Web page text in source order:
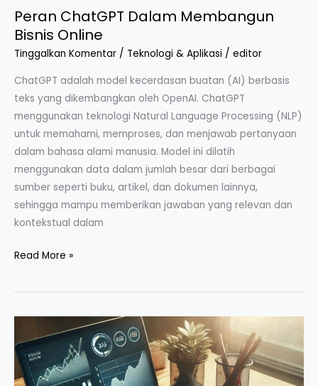
Peran ChatGPT Dalam Membangun
Bisnis Online
Tinggalkan Komentar / Teknologi & Aplikasi / editor
ChatGPT adalah model kecerdasan buatan (AI) berbasis
teks yang dikembangkan oleh OpenAI. ChatGPT
menggunakan teknologi Natural Language Processing (NLP)
untuk memahami, memproses, dan menjawab pertanyaan
dalam bahasa alami manusia. Model ini dilatih
menggunakan data dalam jumlah besar dari berbagai
sumber seperti buku, artikel, dan dokumen lainnya,
sehingga mampu memberikan jawaban yang relevan dan
kontekstual dalam
Read More »
Strategi
Finansial
untuk